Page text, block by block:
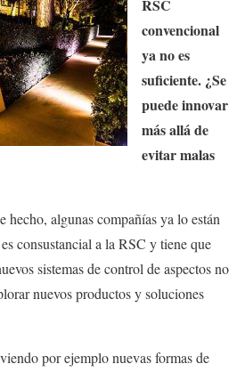
RSC
convencional
ya no es
suficiente. ¿Se
puede innovar
más allá de
evitar malas
hecho, algunas compañías ya lo están
consustancial a la RSC y tiene que
sistemas de control de aspectos no
nuevos productos y soluciones
por ejemplo nuevas formas de